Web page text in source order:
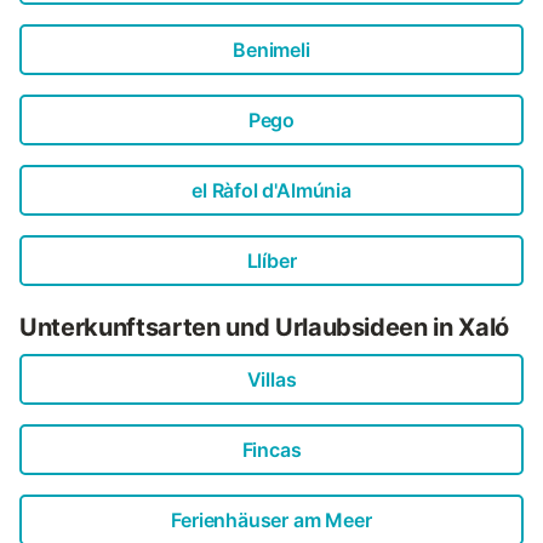
Benimeli
Pego
el Ràfol d'Almúnia
Llíber
Unterkunftsarten und Urlaubsideen in Xaló
Villas
Fincas
Ferienhäuser am Meer